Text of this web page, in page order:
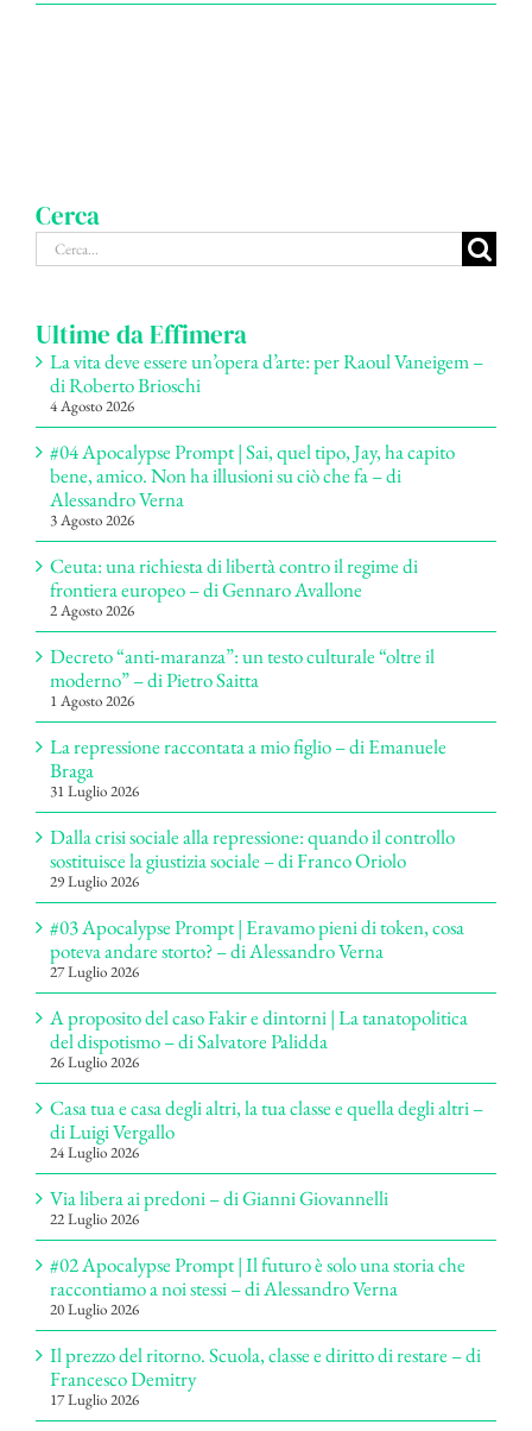
Cerca
Cerca
per:
Ultime da Effimera
La vita deve essere un’opera d’arte: per Raoul Vaneigem –
di Roberto Brioschi
4 Agosto 2026
#04 Apocalypse Prompt | Sai, quel tipo, Jay, ha capito
bene, amico. Non ha illusioni su ciò che fa – di
Alessandro Verna
3 Agosto 2026
Ceuta: una richiesta di libertà contro il regime di
frontiera europeo – di Gennaro Avallone
2 Agosto 2026
Decreto “anti-maranza”: un testo culturale “oltre il
moderno” – di Pietro Saitta
1 Agosto 2026
La repressione raccontata a mio figlio – di Emanuele
Braga
31 Luglio 2026
Dalla crisi sociale alla repressione: quando il controllo
sostituisce la giustizia sociale – di Franco Oriolo
29 Luglio 2026
#03 Apocalypse Prompt | Eravamo pieni di token, cosa
poteva andare storto? – di Alessandro Verna
27 Luglio 2026
A proposito del caso Fakir e dintorni | La tanatopolitica
del dispotismo – di Salvatore Palidda
26 Luglio 2026
Casa tua e casa degli altri, la tua classe e quella degli altri –
di Luigi Vergallo
24 Luglio 2026
Via libera ai predoni – di Gianni Giovannelli
22 Luglio 2026
#02 Apocalypse Prompt | Il futuro è solo una storia che
raccontiamo a noi stessi – di Alessandro Verna
20 Luglio 2026
Il prezzo del ritorno. Scuola, classe e diritto di restare – di
Francesco Demitry
17 Luglio 2026